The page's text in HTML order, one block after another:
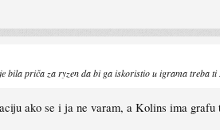
bila priča za ryzen da bi ga iskoristio u igrama treba ti
ako se i ja ne varam, a Kolins ima grafu